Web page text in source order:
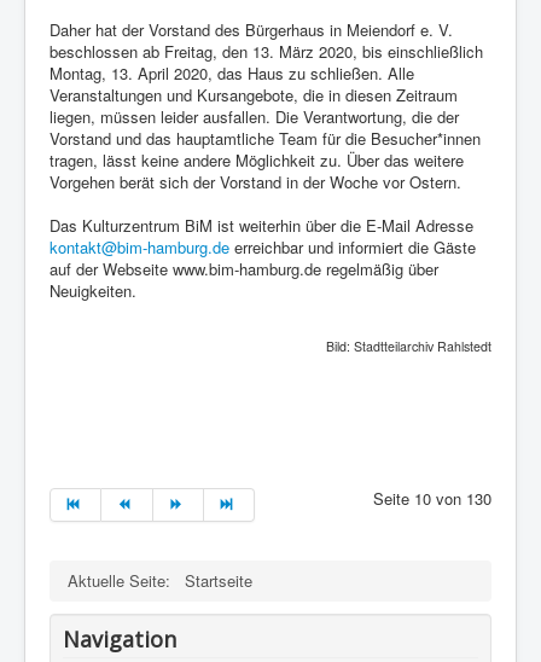
Daher hat der Vorstand des Bürgerhaus in Meiendorf e. V.
beschlossen ab Freitag, den 13. März 2020, bis einschließlich
Montag, 13. April 2020, das Haus zu schließen. Alle
Veranstaltungen und Kursangebote, die in diesen Zeitraum
liegen, müssen leider ausfallen. Die Verantwortung, die der
Vorstand und das hauptamtliche Team für die Besucher*innen
tragen, lässt keine andere Möglichkeit zu. Über das weitere
Vorgehen berät sich der Vorstand in der Woche vor Ostern.
Das Kulturzentrum BiM ist weiterhin über die E-Mail Adresse
kontakt@bim-hamburg.de erreichbar und informiert die Gäste
auf der Webseite www.bim-hamburg.de regelmäßig über
Neuigkeiten.
Bild: Stadtteilarchiv Rahlstedt
Seite 10 von 130
Aktuelle Seite: Startseite
Navigation